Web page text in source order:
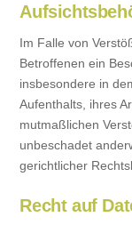
Im Falle von
Betroffenen ein
insbesondere in
Aufenthalts, ihres
mutmaßlichen
unbeschadet
gerichtlicher
Recht auf